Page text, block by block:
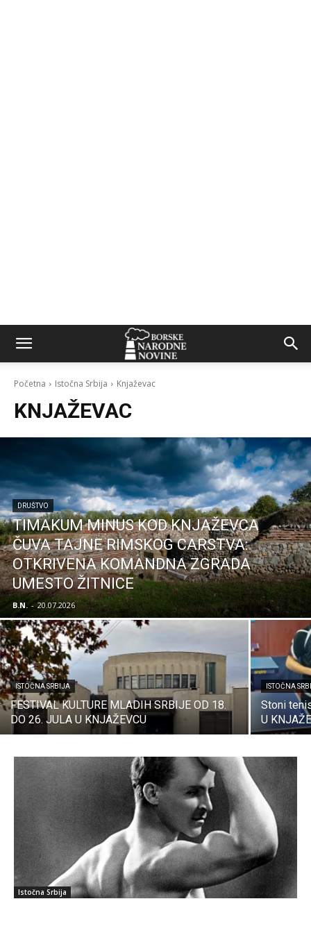
Početna Istočna Srbija Knjaževac
KNJAŽEVAC
DRUŠTVO
TIMAKUM MINUS KOD KNJAŽEVCA
ČUVA TAJNE RIMSKOG CARSTVA:
OTKRIVENA KOMANDNA ZGRADA
UMESTO ŽITNICE
B.N. - 20.07.2026
ISTOČNA SRBIJA
FESTIVAL KULTURE MLADIH SRBIJE OD 18.
DO 26. JULA U KNJAŽEVCU
ISTOČNA
Stoni
U
Istočna Srbija